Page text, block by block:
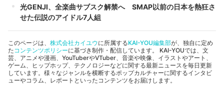
光GENJI、全楽曲サブスク解禁へ SMAP以前の日本を熱狂さ
せた伝説のアイドル7人組
このページは、 株式会社カイユウに所属するKAI-YOU編集部が、独自に定め
たコンテンツポリシーに基づき制作・配信しています。 KAI-YOUでは、文
芸、アニメや漫画、YouTuberやVTuber、音楽や映像、イラストやアート、
ゲーム、ヒップホップ、テクノロジーなどに関する最新ニュースを毎日更新
しています。様々なジャンルを横断するポップカルチャーに関するインタビ
ューやコラム、レポートといったコンテンツをお届けします。